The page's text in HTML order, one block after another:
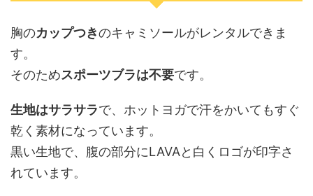
胸のカップつきのキャミソールがレンタルできま
す。
そのためスポーツブラは不要です。
生地はサラサラで、ホットヨガで汗をかいてもすぐ
乾く素材になっています。
黒い生地で、腹の部分にLAVAと白くロゴが印字さ
れています。